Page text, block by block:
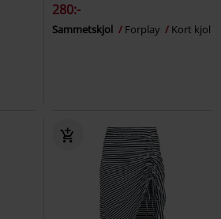
280:-
Sammetskjol Forplay Kort kjol